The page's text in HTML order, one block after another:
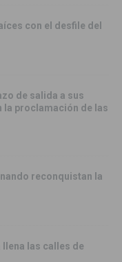
con el desfile del
de salida a sus
la proclamación de las
reconquistan la
llena las calles de